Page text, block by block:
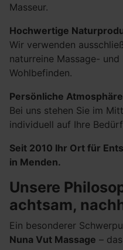
Masseur.
Hochwertige
Wir verwenden
naturreine Massage-
Wohlbefinden.
Persönliche Atmosphäre
Bei uns stehen Sie im
individuell auf Ihre
Seit 2010 Ihr Ort für
in Menden.
Unsere
achtsam,
Ein besonderer
Nuna Vut Massage –